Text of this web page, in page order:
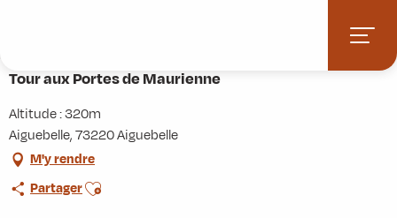
principal
Tour aux Portes de Maurienne
Altitude : 320m
Aiguebelle, 73220 Aiguebelle
M'y rendre
PartagerAjouter aux favoris